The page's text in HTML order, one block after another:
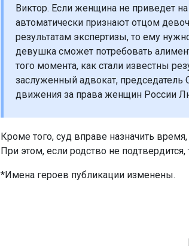
Виктор. Если женщина не приведет
автоматически признают отцом
результатам экспертизы, то ему
девушка сможет потребовать
того момента, как стали известны
заслуженный адвокат,
движения за права женщин России
Кроме того, суд вправе назначить
При этом, если родство не подтвердится,
*Имена героев публикации изменены.